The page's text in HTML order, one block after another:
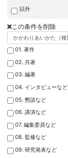
以外
この条件を削除
01. 著作
02. 共著
03. 編著
04. インタビューなど
05. 懇談など
06. 講演など
07. 編集委員など
08. 監修など
09. 研究発表など